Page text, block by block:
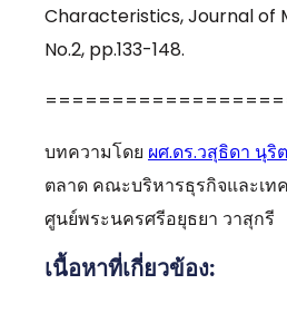
Characteristics, Journal of
No.2, pp.133-148.
บทความโดย ผศ.ดร.วสุธิดา นุริ
ตลาด คณะบริหารธุรกิจและเท
ศูนย์พระนครศรีอยุธยา วาสุกรี
เนื้อหาที่เกี่ยวข้อง: